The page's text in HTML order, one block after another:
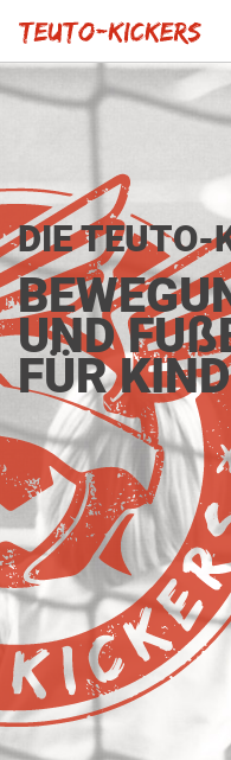
DIE TEUTO-
UND
FÜR